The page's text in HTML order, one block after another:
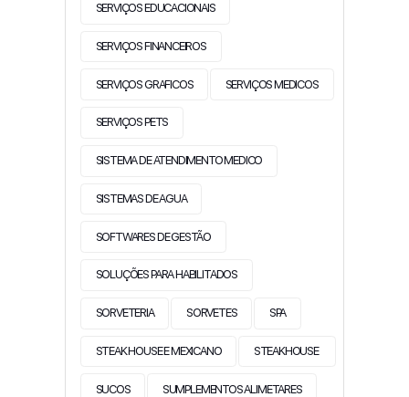
SERVIÇOS EDUCACIONAIS
SERVIÇOS FINANCEIROS
SERVIÇOS GRAFICOS SERVIÇOS MEDICOS
SERVIÇOS PETS
SISTEMA DE ATENDIMENTO MEDICO
SISTEMAS DE AGUA
SOFTWARES DE GESTÃO
SOLUÇÕES PARA HABILITADOS
SORVETERIA SORVETES SPA
STEAK HOUSE E MEXICANO STEAKHOUSE
SUCOS SUMPLEMENTOS ALIMETARES